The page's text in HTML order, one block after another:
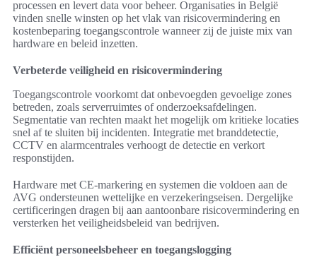
processen en levert data voor beheer. Organisaties in België
vinden snelle winsten op het vlak van risicovermindering en
kostenbeparing toegangscontrole wanneer zij de juiste mix van
hardware en beleid inzetten.
Verbeterde veiligheid en risicovermindering
Toegangscontrole voorkomt dat onbevoegden gevoelige zones
betreden, zoals serverruimtes of onderzoeksafdelingen.
Segmentatie van rechten maakt het mogelijk om kritieke locaties
snel af te sluiten bij incidenten. Integratie met branddetectie,
CCTV en alarmcentrales verhoogt de detectie en verkort
responstijden.
Hardware met CE-markering en systemen die voldoen aan de
AVG ondersteunen wettelijke en verzekeringseisen. Dergelijke
certificeringen dragen bij aan aantoonbare risicovermindering en
versterken het veiligheidsbeleid van bedrijven.
Efficiënt personeelsbeheer en toegangslogging